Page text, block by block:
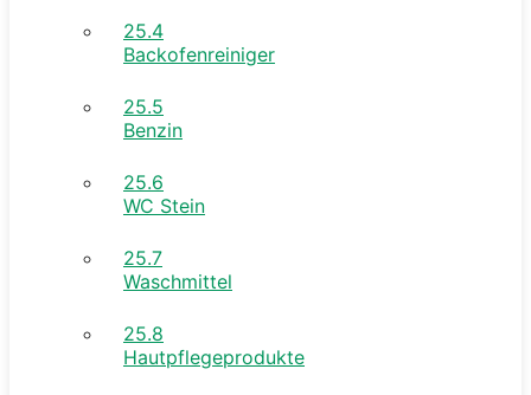
25.4
Backofenreiniger
25.5
Benzin
25.6
WC Stein
25.7
Waschmittel
25.8
Hautpflegeprodukte